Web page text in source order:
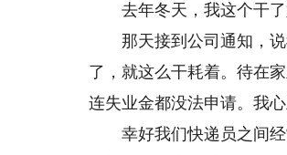
去年冬天，我这个干了
那天接到公司通知，说
了，就这么干耗着。待在
连失业金都没法申请。我
幸好我们快递员之间经